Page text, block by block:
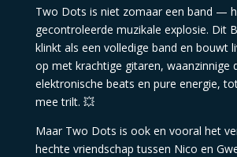
Two Dots is niet zomaar een band —
gecontroleerde muzikale explosie. Dit
klinkt als een volledige band en bouwt
op met krachtige gitaren, waanzinnige
elektronische beats en pure energie,
mee trilt. 💥
Maar Two Dots is ook en vooral het
hechte vriendschap tussen Nico en